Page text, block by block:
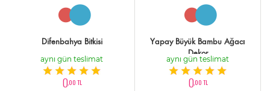
Difenbahya Bitkisi
aynı gün teslimat
0,00 TL
Yapay Büyük Bambu Ağacı
Dekor
aynı gün teslimat
0,00 TL